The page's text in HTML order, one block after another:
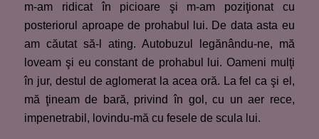
m-am ridicat în picioare şi m-am poziţionat cu
posteriorul aproape de prohabul lui. De data asta eu
am căutat să-l ating. Autobuzul legănându-ne, mă
loveam şi eu constant de prohabul lui. Oameni mulţi
în jur, destul de aglomerat la acea oră. La fel ca şi el,
mă ţineam de bară, privind în gol, cu un aer rece,
impenetrabil, lovindu-mă cu fesele de scula lui.